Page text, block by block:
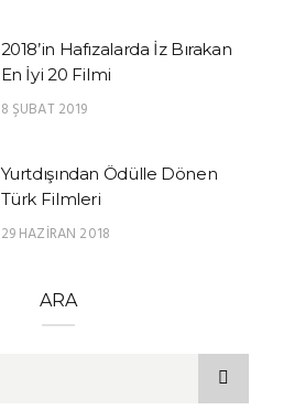
2018’in Hafızalarda İz Bırakan
En İyi 20 Filmi
8 ŞUBAT 2019
Yurtdışından Ödülle Dönen
Türk Filmleri
29 HAZIRAN 2018
ARA